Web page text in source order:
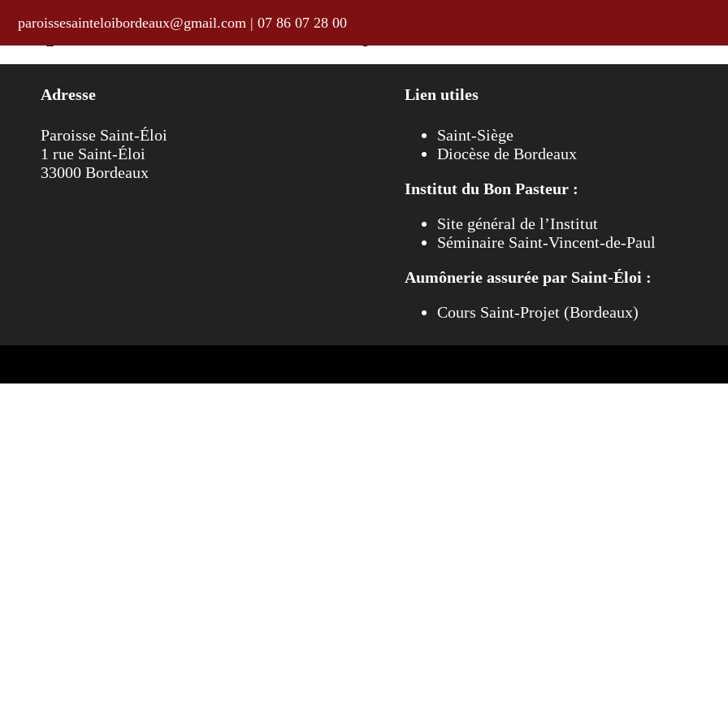
paroissesainteloibordeaux@gmail.com| 07 86 07 28 00
pour la semaine du 21 au 28 janvier 2024
Adresse
Paroisse Saint-Éloi
1 rue Saint-Éloi
33000 Bordeaux
Lien utiles
Saint-Siège
Diocèse de Bordeaux
Institut du Bon Pasteur :
Site général de l’Institut
Séminaire Saint-Vincent-de-Paul
Aumônerie assurée par Saint-Éloi :
Cours Saint-Projet (Bordeaux)